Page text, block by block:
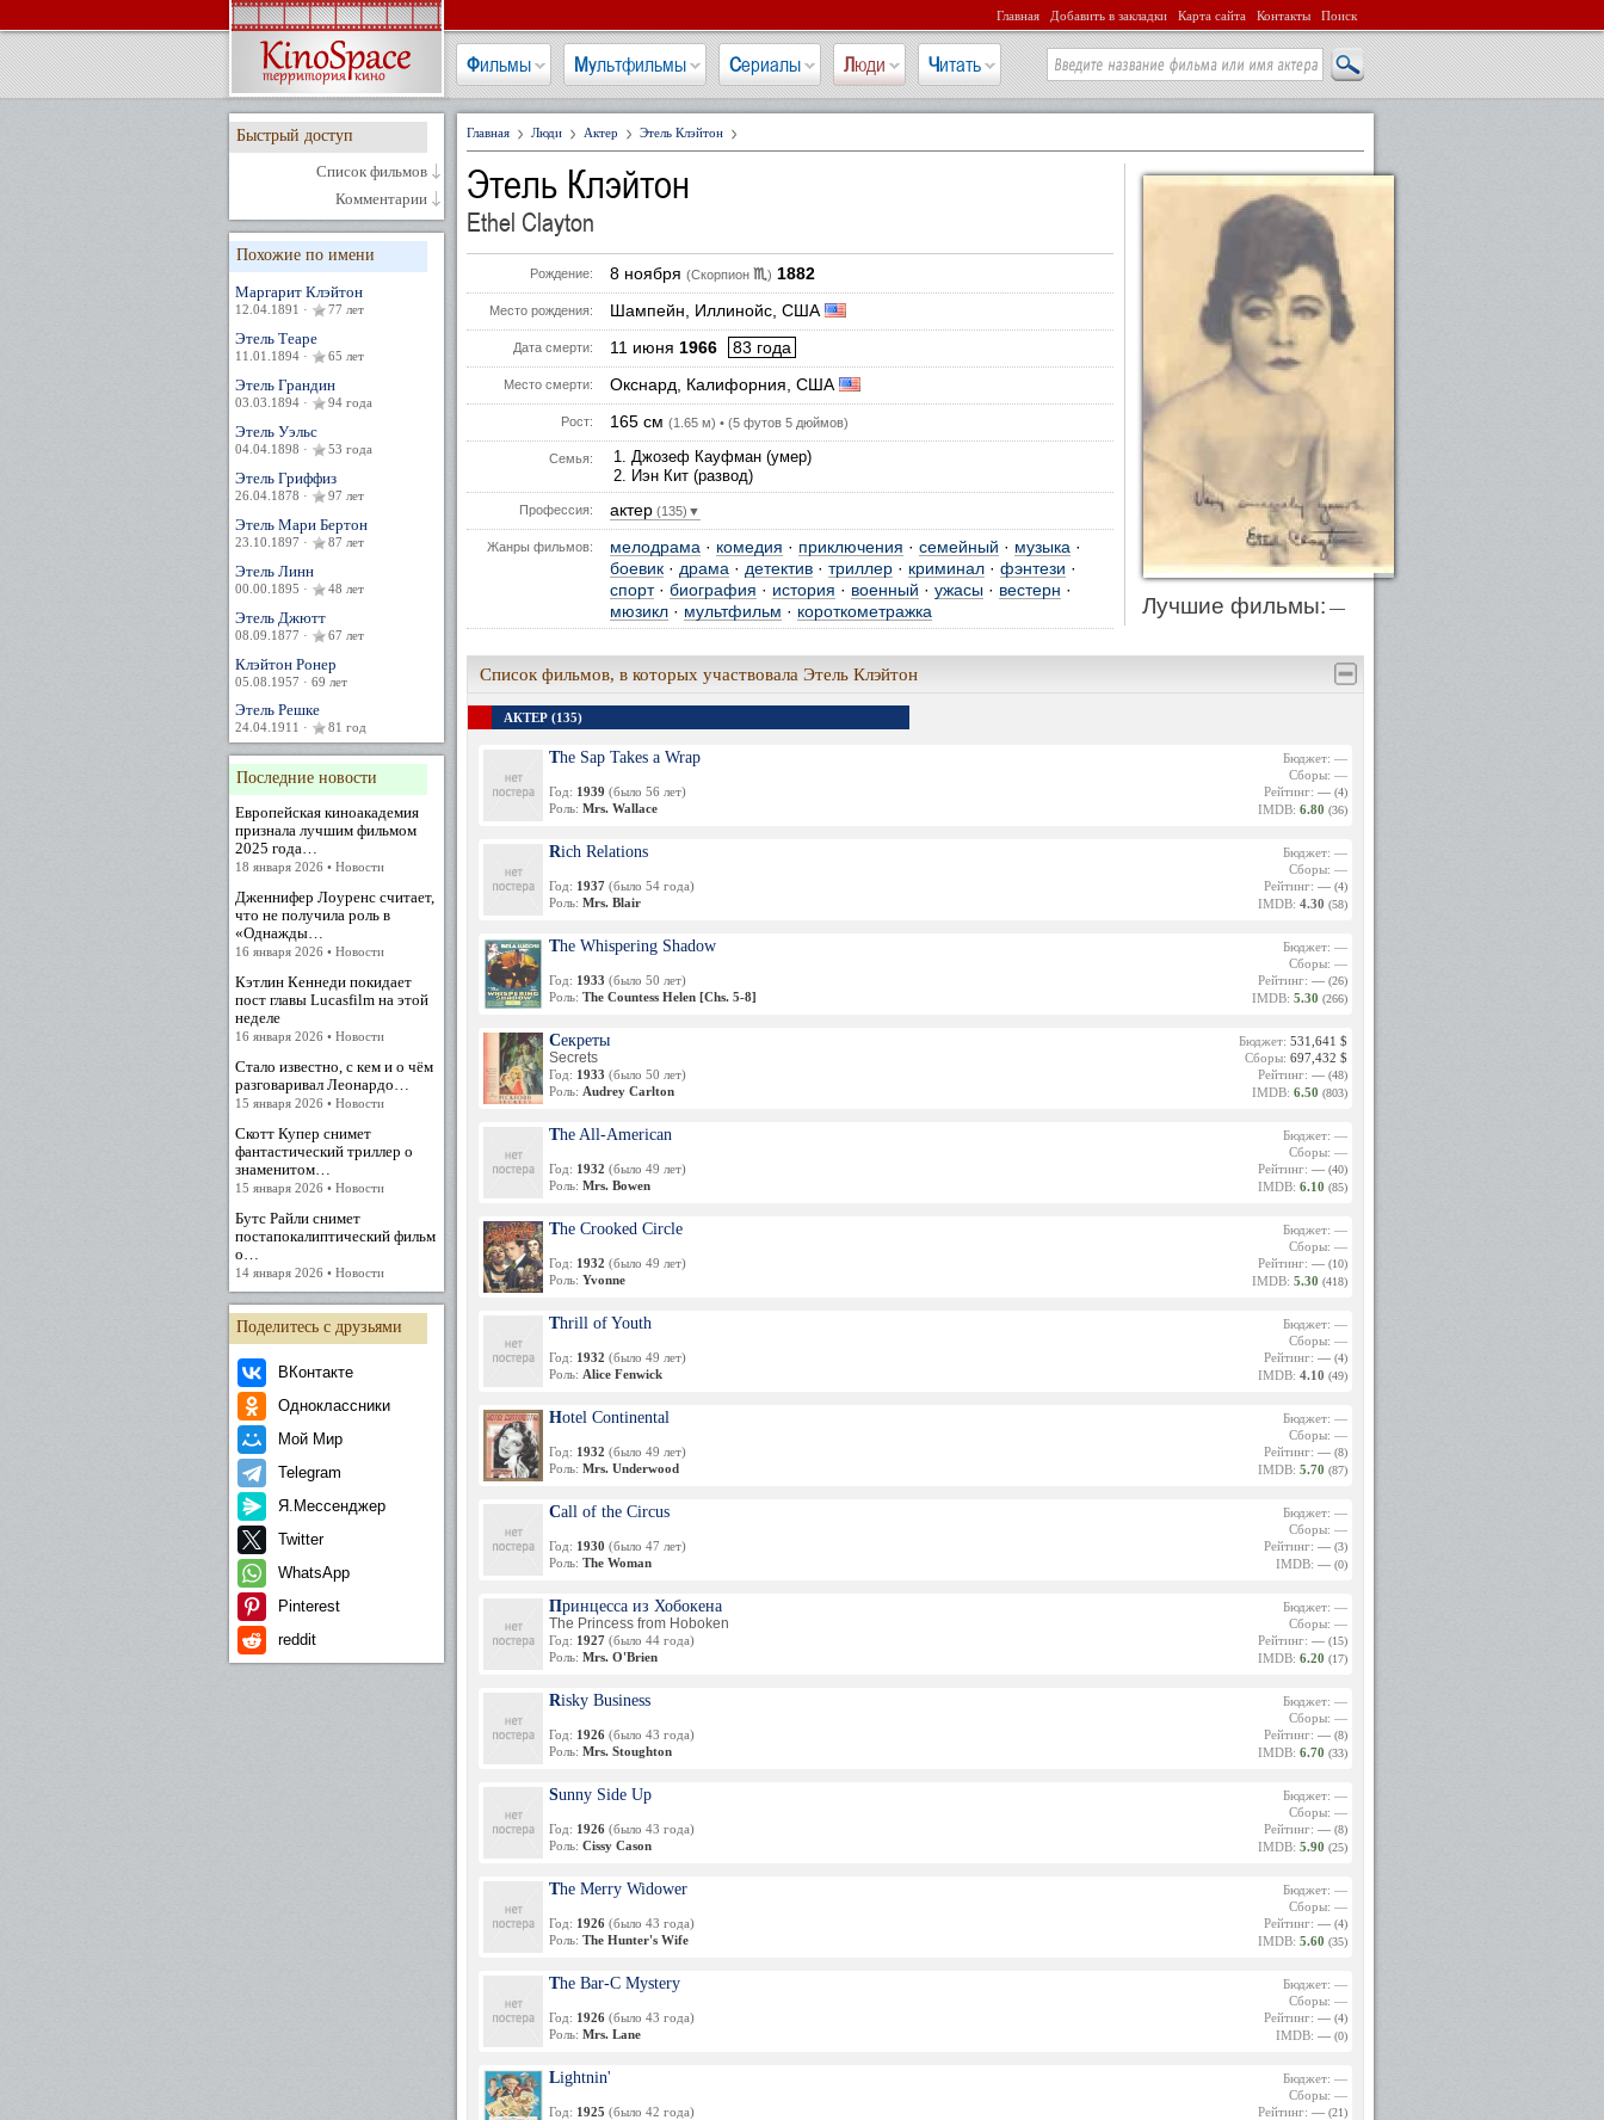
Главная Добавить в закладки Карта сайта Контакты Поиск
Фильмы Мультфильмы Сериалы Люди Читать
Быстрый доступ
Список фильмов
Комментарии
Похожие по имени
Маргарит Клэйтон
12.04.1891 · 77 лет
Этель Теаре
11.01.1894 · 65 лет
Этель Грандин
03.03.1894 · 94 года
Этель Уэльс
04.04.1898 · 53 года
Этель Гриффиз
26.04.1878 · 97 лет
Этель Мари Бертон
23.10.1897 · 87 лет
Этель Линн
00.00.1895 · 48 лет
Этель Джютт
08.09.1877 · 67 лет
Клэйтон Ронер
05.08.1957 · 69 лет
Этель Решке
24.04.1911 · 81 год
Последние новости
Европейская киноакадемия
признала лучшим фильмом
2025 года…
18 января 2026 • Новости
Дженнифер Лоуренс считает,
что не получила роль в
«Однажды…
16 января 2026 • Новости
Кэтлин Кеннеди покидает
пост главы Lucasfilm на этой
неделе
16 января 2026 • Новости
Стало известно, с кем и о чём
разговаривал Леонардо…
15 января 2026 • Новости
Скотт Купер снимет
фантастический триллер о
знаменитом…
15 января 2026 • Новости
Бутс Райли снимет
постапокалиптический фильм
о…
14 января 2026 • Новости
Поделитесь с друзьями
ВКонтакте
Одноклассники
Мой Мир
Telegram
Я.Мессенджер
Twitter
WhatsApp
Pinterest
reddit
Главная Люди Актер Этель Клэйтон
Этель Клэйтон
Ethel Clayton
Рождение: 8 ноября (Скорпион ♏) 1882
Место рождения: Шампейн, Иллинойс, США
Дата смерти: 11 июня 1966 83 года
Место смерти: Окснард, Калифорния, США
Рост: 165 см (1.65 м) • (5 футов 5 дюймов)
Семья:
Джозеф Кауфман (умер)
Иэн Кит (развод)
Профессия: актер (135)▼
Жанры фильмов: мелодрама · комедия · приключения · семейный · музыка ·
боевик · драма · детектив · триллер · криминал · фэнтези ·
спорт· биография · история · военный · ужасы · вестерн ·
мюзикл · мультфильм · короткометражка Лучшие фильмы: —
Список фильмов, в которых участвовала Этель Клэйтон
АКТЕР (135)
The Sap Takes a Wrap
Год: 1939 (было 56 лет)
Роль: Mrs. Wallace
Бюджет: —
Сборы: —
Рейтинг: — (4)
IMDB: 6.80 (36)
Rich Relations
Год: 1937 (было 54 года)
Роль: Mrs. Blair
Бюджет: —
Сборы: —
Рейтинг: — (4)
IMDB: 4.30 (58)
The Whispering Shadow
Год: 1933 (было 50 лет)
Роль: The Countess Helen [Chs. 5-8]
Бюджет: —
Сборы: —
Рейтинг: — (26)
IMDB: 5.30 (266)
Секреты
Secrets
Год: 1933 (было 50 лет)
Роль: Audrey Carlton
Бюджет: 531,641 $
Сборы: 697,432 $
Рейтинг: — (48)
IMDB: 6.50 (803)
The All-American
Год: 1932 (было 49 лет)
Роль: Mrs. Bowen
Бюджет: —
Сборы: —
Рейтинг: — (40)
IMDB: 6.10 (85)
The Crooked Circle
Год: 1932 (было 49 лет)
Роль: Yvonne
Бюджет: —
Сборы: —
Рейтинг: — (10)
IMDB: 5.30 (418)
Thrill of Youth
Год: 1932 (было 49 лет)
Роль: Alice Fenwick
Бюджет: —
Сборы: —
Рейтинг: — (4)
IMDB: 4.10 (49)
Hotel Continental
Год: 1932 (было 49 лет)
Роль: Mrs. Underwood
Бюджет: —
Сборы: —
Рейтинг: — (8)
IMDB: 5.70 (87)
Call of the Circus
Год: 1930 (было 47 лет)
Роль: The Woman
Бюджет: —
Сборы: —
Рейтинг: — (3)
IMDB: — (0)
Принцесса из Хобокена
The Princess from Hoboken
Год: 1927 (было 44 года)
Роль: Mrs. O'Brien
Бюджет: —
Сборы: —
Рейтинг: — (15)
IMDB: 6.20 (17)
Risky Business
Год: 1926 (было 43 года)
Роль: Mrs. Stoughton
Бюджет: —
Сборы: —
Рейтинг: — (8)
IMDB: 6.70 (33)
Sunny Side Up
Год: 1926 (было 43 года)
Роль: Cissy Cason
Бюджет: —
Сборы: —
Рейтинг: — (8)
IMDB: 5.90 (25)
The Merry Widower
Год: 1926 (было 43 года)
Роль: The Hunter's Wife
Бюджет: —
Сборы: —
Рейтинг: — (4)
IMDB: 5.60 (35)
The Bar-C Mystery
Год: 1926 (было 43 года)
Роль: Mrs. Lane
Бюджет: —
Сборы: —
Рейтинг: — (4)
IMDB: — (0)
Lightnin'
Год: 1925 (было 42 года)
Бюджет: —
Сборы: —
Рейтинг: — (21)